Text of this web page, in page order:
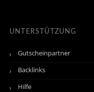
UNTERSTÜTZUNG
Gutscheinpartner
Backlinks
Hilfe